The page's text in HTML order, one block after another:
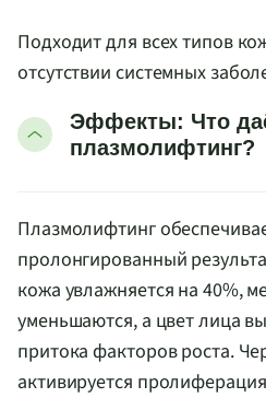
Подходит для всех типов
отсутствии системных
Эффекты: Что
плазмолифтинг?
Плазмолифтинг
пролонгированный
кожа увлажняется на 40%,
уменьшаются, а цвет лица
притока факторов роста.
активируется